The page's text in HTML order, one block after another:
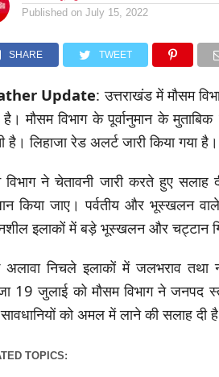
Published on July 15, 2022
SHARE TWEET
Update: उत्तराखंड में मौसम
है। मौसम विभाग के पूर्वानुमान के
है। लिहाजा रेड अलर्ट जारी किया गया है।
विभाग ने चेतावनी जारी करते हुए सलाह
किया जाए। पर्वतीय और भूस्खलन
इलाकों में बड़े भूस्खलन और चट्टान
निचले इलाकों में जलभराव तथा
19 जुलाई को मौसम विभाग ने जनपद
सावधानियों को अमल में लाने की सलाह दी
TOPICS: